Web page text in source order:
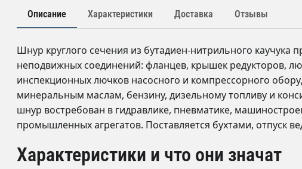
Описание Характеристики Доставка Отзывы
Шнур круглого сечения из бутадиен-нитрильного каучука
неподвижных соединений: фланцев, крышек редукторов,
инспекционных лючков насосного и компрессорного
минеральным маслам, бензину, дизельному топливу и
шнур востребован в гидравлике, пневматике,
промышленных агрегатов. Поставляется бухтами, отпуск
Характеристики и что они значат